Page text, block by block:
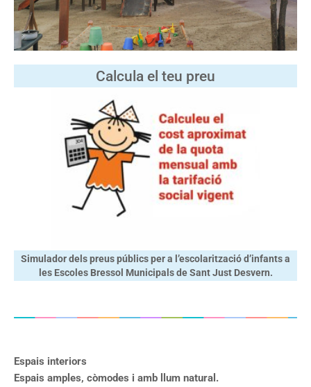
Calcula el teu preu
Simulador dels preus públics per a l’escolarització d’infants a
les Escoles Bressol Municipals de Sant Just Desvern.
Espais interiors
Espais amples, còmodes i amb llum natural.